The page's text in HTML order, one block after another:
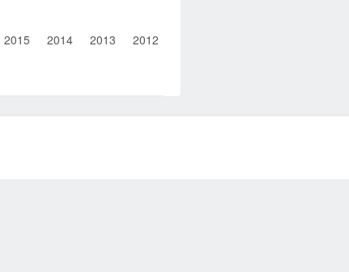
2015 2014 2013 2012